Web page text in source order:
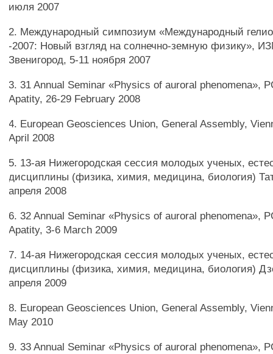
июля 2007
2. Международный симпозиум «Международный
-2007: Новый взгляд на солнечно-земную физику»,
Звенигород, 5-11 ноября 2007
3. 31 Annual Seminar «Physics of auroral phenomena»,
Apatity, 26-29 February 2008
4. European Geosciences Union, General Assembly,
April 2008
5. 13-ая Нижегородская сессия молодых ученых,
дисциплины (физика, химия, медицина, биология)
апреля 2008
6. 32 Annual Seminar «Physics of auroral phenomena»,
Apatity, 3-6 March 2009
7. 14-ая Нижегородская сессия молодых ученых,
дисциплины (физика, химия, медицина, биология)
апреля 2009
8. European Geosciences Union, General Assembly,
May 2010
9. 33 Annual Seminar «Physics of auroral phenomena»,